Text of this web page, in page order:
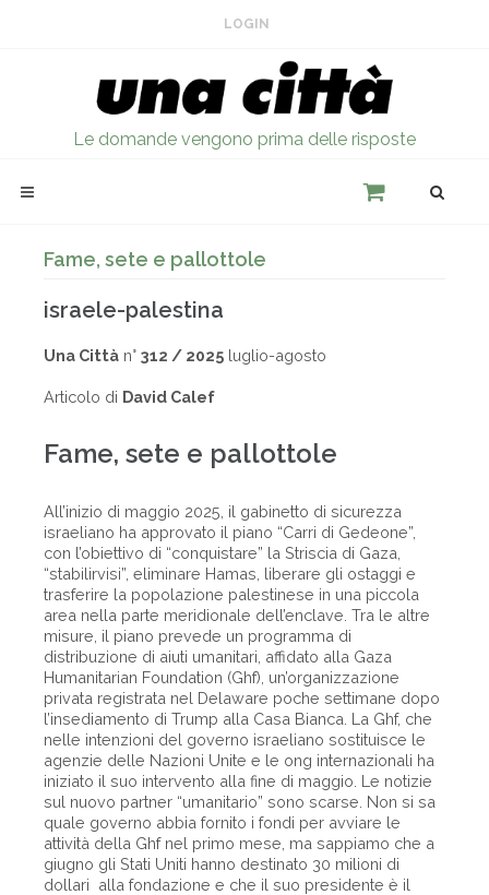
LOGIN
Le domande vengono prima delle risposte
Fame, sete e pallottole
israele-palestina
Una Città n° 312 / 2025 luglio-agosto
Articolo di David Calef
Fame, sete e pallottole
All’inizio di maggio 2025, il gabinetto di sicurezza
israeliano ha approvato il piano “Carri di Gedeone”,
con l’obiettivo di “conquistare” la Striscia di Gaza,
“stabilirvisi”, eliminare Hamas, liberare gli ostaggi e
trasferire la popolazione palestinese in una piccola
area nella parte meridionale dell’enclave. Tra le altre
misure, il piano prevede un programma di
distribuzione di aiuti umanitari, affidato alla Gaza
Humanitarian Foundation (Ghf), un’organizzazione
privata registrata nel Delaware poche settimane dopo
l’insediamento di Trump alla Casa Bianca. La Ghf, che
nelle intenzioni del governo israeliano sostituisce le
agenzie delle Nazioni Unite e le ong internazionali ha
iniziato il suo intervento alla fine di maggio. Le notizie
sul nuovo partner “umanitario” sono scarse. Non si sa
quale governo abbia fornito i fondi per avviare le
attività della Ghf nel primo mese, ma sappiamo che a
giugno gli Stati Uniti hanno destinato 30 milioni di
dollari alla fondazione e che il suo presidente è il